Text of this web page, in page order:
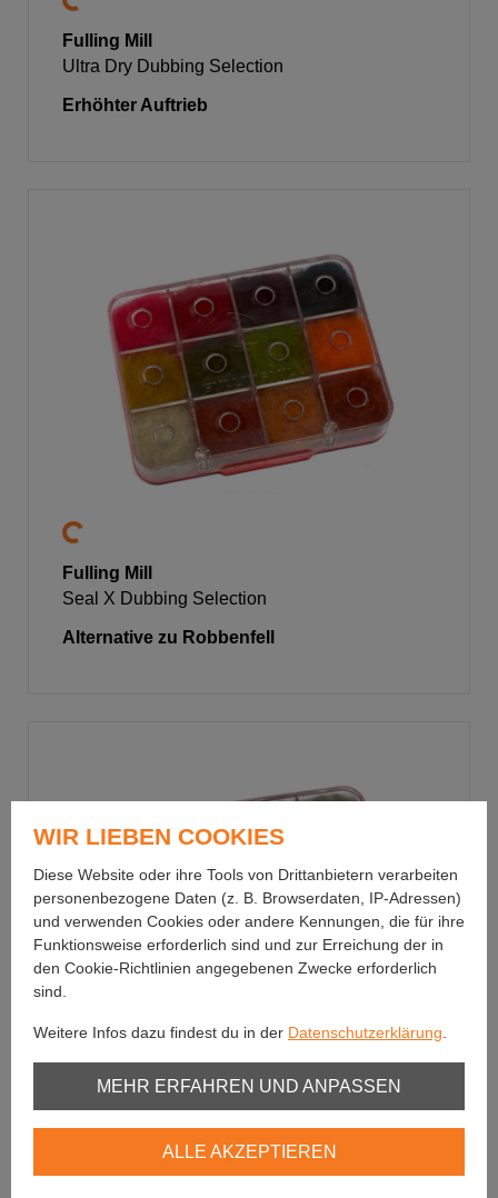
Fulling Mill
Ultra Dry Dubbing Selection
Erhöhter Auftrieb
Fulling Mill
Seal X Dubbing Selection
Alternative zu Robbenfell
Tactical Dry Fly Dubbing Selection
WIR LIEBEN COOKIES
Diese Website oder ihre Tools von Drittanbietern verarbeiten
personenbezogene Daten (z. B. Browserdaten, IP-Adressen)
und verwenden Cookies oder andere Kennungen, die für ihre
Funktionsweise erforderlich sind und zur Erreichung der in
den Cookie-Richtlinien angegebenen Zwecke erforderlich
sind.
Weitere Infos dazu findest du in der Datenschutzerklärung
Unbedingt erforderlich
MEHR ERFAHREN UND ANPASSEN
ALLE AKZEPTIEREN